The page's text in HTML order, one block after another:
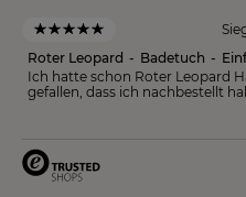
Roter Leopard - Badetuch -
Ich hatte schon Roter Leopard
gefallen, dass ich nachbestellt